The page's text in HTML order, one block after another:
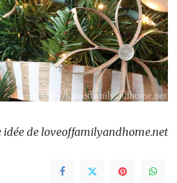
de loveoffamilyandhome.net